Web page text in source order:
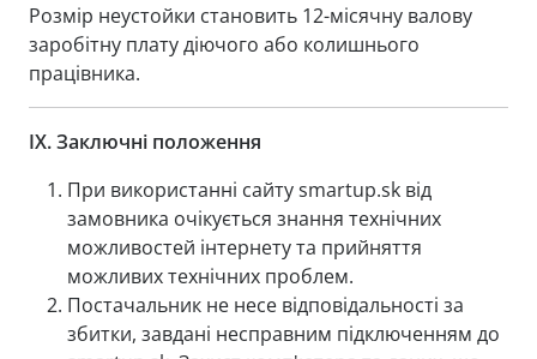
Розмір неустойки становить 12-місячну валову
заробітну плату діючого або колишнього
працівника.
IX.Заключні положення
При використанні сайту smartup.sk від
замовника очікується знання технічних
можливостей інтернету та прийняття
можливих технічних проблем.
Постачальник не несе відповідальності за
збитки, завдані несправним підключенням до